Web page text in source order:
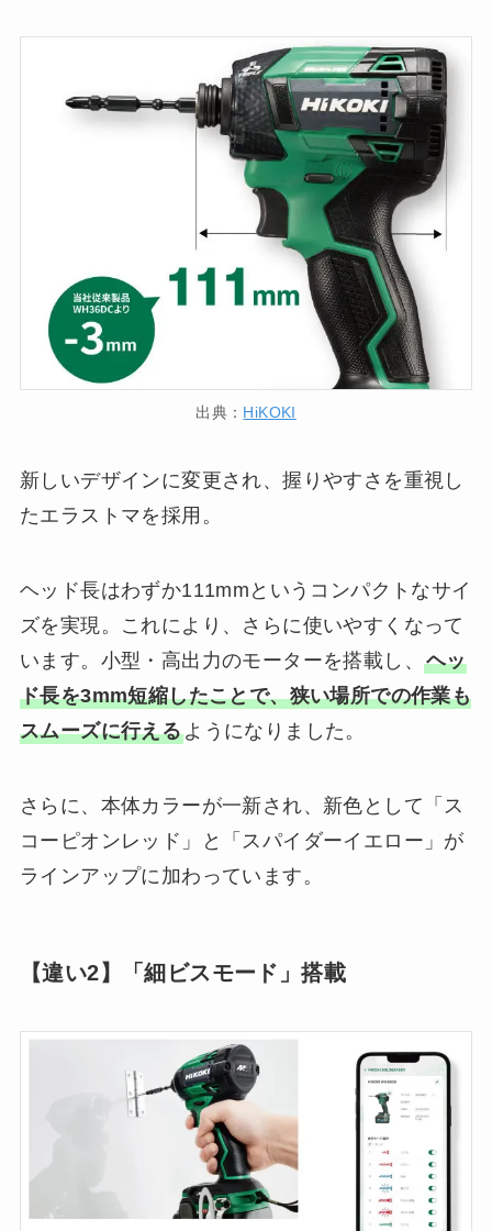
出典： HiKOKI
新しいデザインに変更され、握りやすさを重視し
たエラストマを採用。
ヘッド長はわずか111mmというコンパクトなサイ
ズを実現。これにより、さらに使いやすくなって
います。小型・高出力のモーターを搭載し、 ヘッ
ド長を3mm短縮したことで、狭い場所での作業も
スムーズに行えるようになりました。
さらに、本体カラーが一新され、新色として「ス
コーピオンレッド」と「スパイダーイエロー」が
ラインアップに加わっています。
【違い2】「細ビスモード」搭載